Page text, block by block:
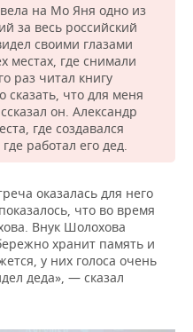
на Мо Яня одно из
за весь российский
своими глазами
местах, где снимали
раз читал книгу
что для меня
он. Александр
где создавался
работал его дед.
оказалась для него
что во время
Внук Шолохова
хранит память и
у них голоса очень
деда», — сказал